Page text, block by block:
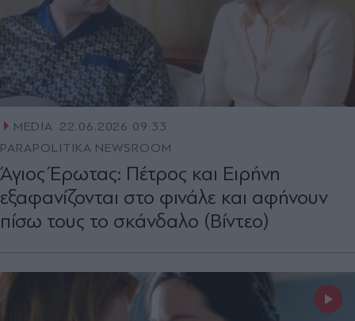
MEDIA 22.06.2026 09:33
PARAPOLITIKA NEWSROOM
Άγιος Έρωτας: Πέτρος και Ειρήνη
εξαφανίζονται στο φινάλε και αφήνουν
πίσω τους το σκάνδαλο (Βίντεο)